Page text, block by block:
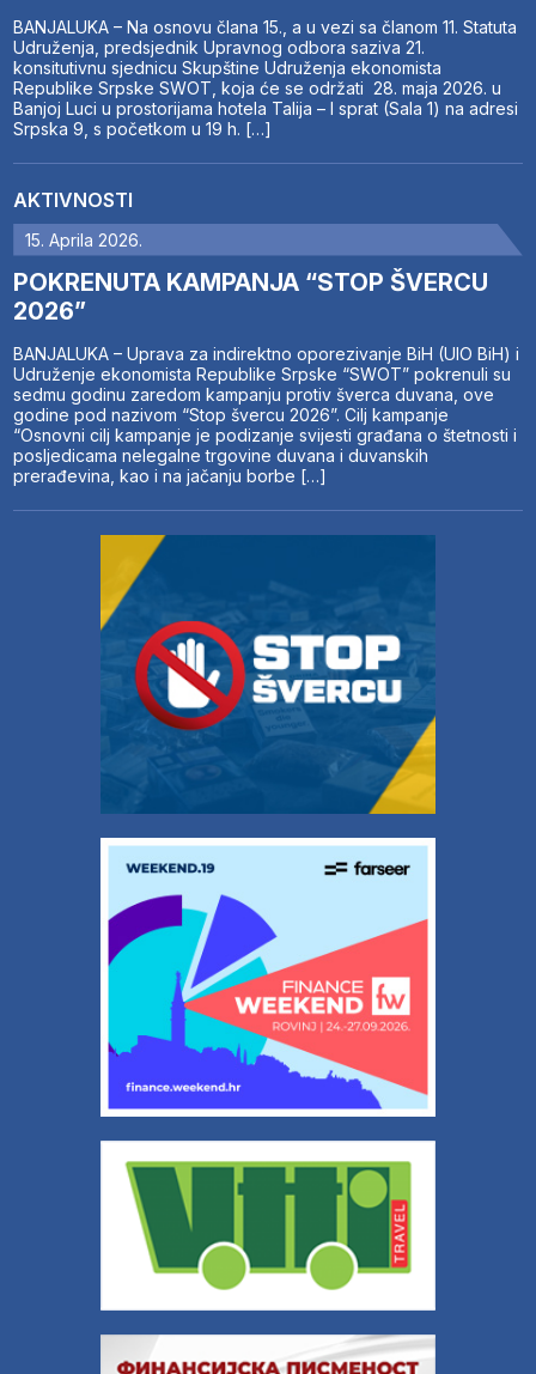
BANJALUKA – Na osnovu člana 15., a u vezi sa članom 11. Statuta
Udruženja, predsjednik Upravnog odbora saziva 21.
konsitutivnu sjednicu Skupštine Udruženja ekonomista
Republike Srpske SWOT, koja će se održati 28. maja 2026. u
Banjoj Luci u prostorijama hotela Talija – I sprat (Sala 1) na adresi
Srpska 9, s početkom u 19 h. […]
AKTIVNOSTI
15. Aprila 2026.
POKRENUTA KAMPANJA “STOP ŠVERCU
2026”
BANJALUKA – Uprava za indirektno oporezivanje BiH (UIO BiH) i
Udruženje ekonomista Republike Srpske “SWOT” pokrenuli su
sedmu godinu zaredom kampanju protiv šverca duvana, ove
godine pod nazivom “Stop švercu 2026”. Cilj kampanje
“Osnovni cilj kampanje je podizanje svijesti građana o štetnosti i
posljedicama nelegalne trgovine duvana i duvanskih
prerađevina, kao i na jačanju borbe […]